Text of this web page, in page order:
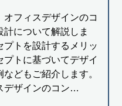
オフィスデザインのコ
計について解説しま
プトを設計するメリッ
プトに基づいてデザイ
などもご紹介します。
デザインのコン…